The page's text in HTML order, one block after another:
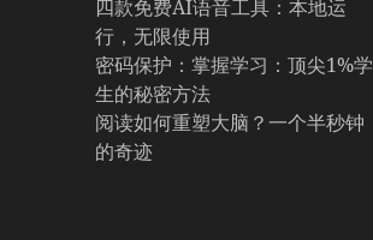
四款免费AI语音工具：本地运
行，无限使用
密码保护：掌握学习：顶尖1%学
生的秘密方法
阅读如何重塑大脑？一个半秒钟
的奇迹